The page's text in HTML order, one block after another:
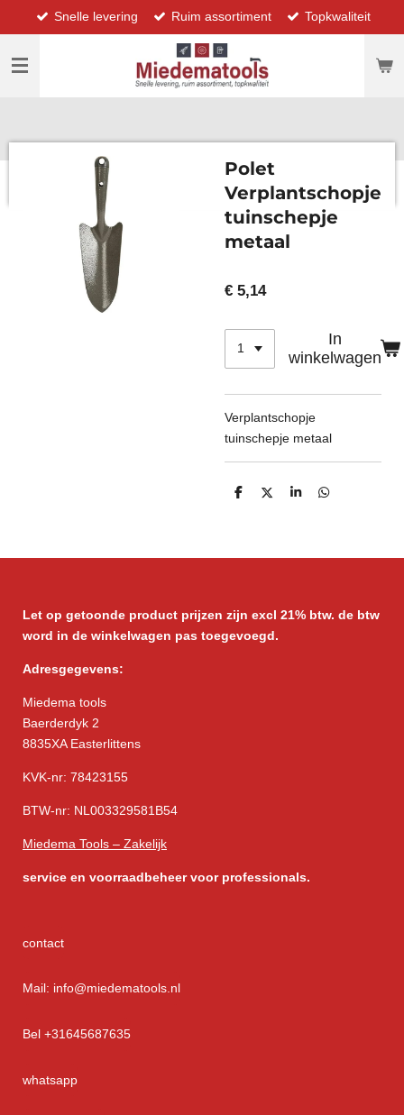
direct
naar
hoofdinhoud
Snelle levering Ruim assortiment Topkwaliteit
Polet
Verplantschopje
tuinschepje
metaal
€ 5,14
In
winkelwagen
Verplantschopje
tuinschepje metaal
D
D
S
D
Let op getoonde product prijzen zijn excl 21% btw. de btw
word in de winkelwagen pas toegevoegd.
Adresgegevens:
Miedema tools
Baerderdyk 2
8835XA Easterlittens
KVK-nr: 78423155
BTW-nr: NL003329581B54
Miedema Tools – Zakelijk
service en voorraadbeheer voor professionals.
contact
Mail: info@miedematools.nl
Bel +31645687635
whatsapp